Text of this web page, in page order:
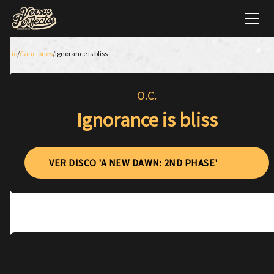
Inicio/Canciones/Ignorance is bliss
O.C.
Ignorance is bliss
VER DISCO 'A NEW DAWN: 2ND PHASE'